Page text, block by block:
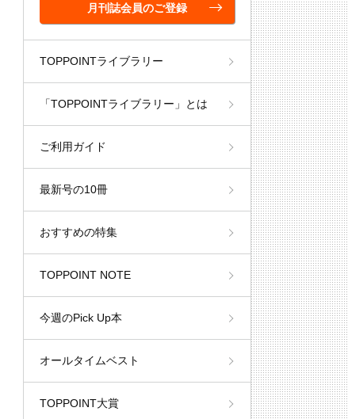
月刊誌会員のご登録
TOPPOINTライブラリー
「TOPPOINTライブラリー」とは
ご利用ガイド
最新号の10冊
おすすめの特集
TOPPOINT NOTE
今週のPick Up本
オールタイムベスト
TOPPOINT大賞